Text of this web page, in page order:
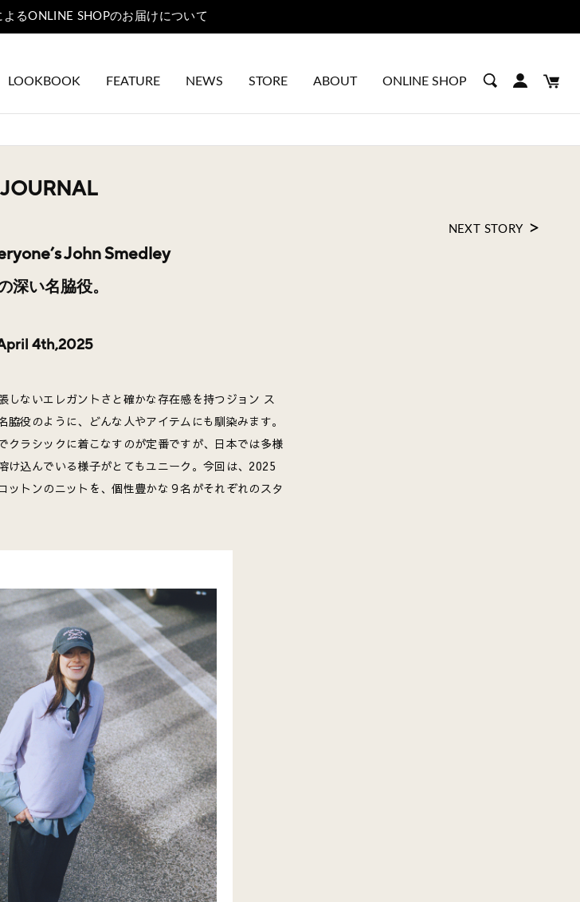
るONLINE SHOPのお届けについて
LOOKBOOK FEATURE NEWS STORE ABOUT ONLINE SHOP
NEXT STORY>
JOURNAL
John Smedley
深い名脇役。
4th,2025
しないエレガントさと確かな存在感を持つジョン ス
役のように、どんな人やアイテムにも馴染みます。
クラシックに着こなすのが定番ですが、日本では多様
け込んでいる様子がとてもユニーク。今回は、2025
ットンのニットを、個性豊かな９名がそれぞれのスタ